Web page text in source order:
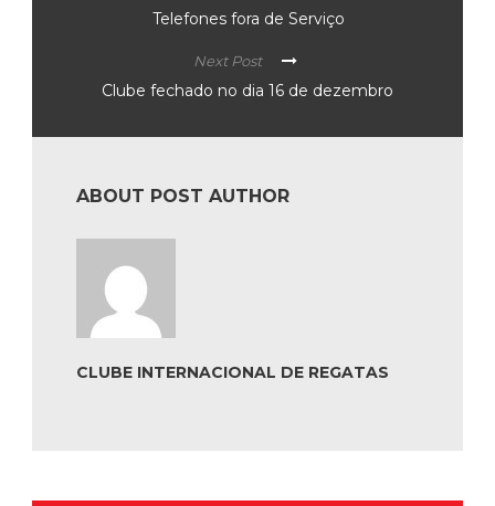
Telefones fora de Serviço
Next Post
Clube fechado no dia 16 de dezembro
ABOUT POST AUTHOR
CLUBE INTERNACIONAL DE REGATAS